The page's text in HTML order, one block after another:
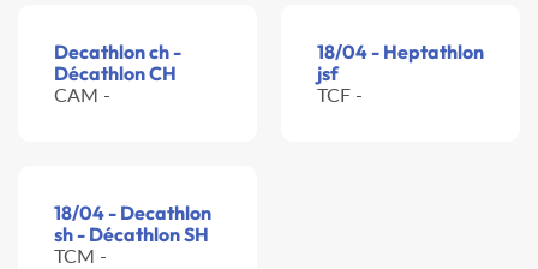
Decathlon ch -
Décathlon CH
CAM -
18/04 - Heptathlon
jsf
TCF -
18/04 - Decathlon
sh - Décathlon SH
TCM -